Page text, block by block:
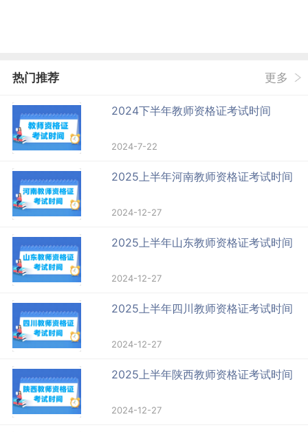
热门推荐 更多
2024下半年教师资格证考试时间
2024-7-22
2025上半年河南教师资格证考试时间
2024-12-27
2025上半年山东教师资格证考试时间
2024-12-27
2025上半年四川教师资格证考试时间
2024-12-27
2025上半年陕西教师资格证考试时间
2024-12-27